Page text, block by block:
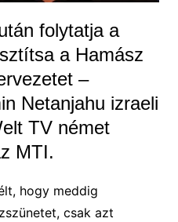
folytatja a
a Hamász
–
Netanjahu izraeli
TV német
MTI.
hogy meddig
csak azt